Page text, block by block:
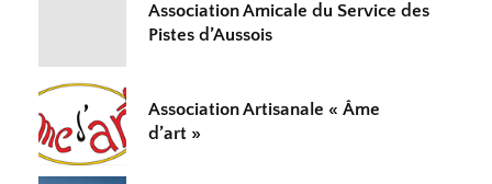
Association Amicale du Service des
Pistes d’Aussois
Association Artisanale « Âme
d’art »